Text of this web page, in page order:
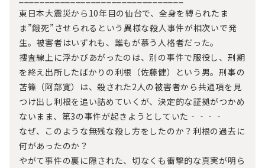
東日本大震災から10年目の仙台で、全身を縛られたま
ま”餓死”させられるという異様な殺人事件が相次いで発
生。被害者はいずれも、誰もが慕う人格者だった。
捜査線上に浮かびあがったのは、別の事件で服役し、刑期
を終え出所したばかりの利根（佐藤健）という男。刑事の
苫篠（阿部寛）は、殺された2人の被害者から共通項を見
つけ出し利根を追い詰めていくが、決定的な証拠がつかめ
ないまま、第3の事件が起きようとしていた‐‐‐‐
なぜ、このような無残な殺し方をしたのか？利根の過去に
何があったのか？
やがて事件の裏に隠された、切なくも衝撃的な真実が明ら